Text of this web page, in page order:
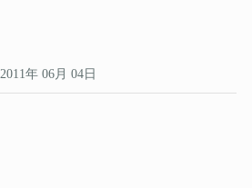
2011年 06月 04日